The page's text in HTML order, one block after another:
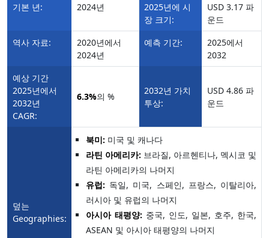
기본 년:
2024년
2025년에 시
장 크기:
USD 3.17 파
운드
역사 자료:
2020년에서
2024년
예측 기간:
2025에서
2032
예상 기간
2025년에서
2032년
CAGR:
6.3%의 %
2032년 가치
투상:
USD 4.86 파
운드
덮는
Geographies:
북미: 미국 및 캐나다
라틴 아메리카: 브라질, 아르헨티나, 멕시코 및
라틴 아메리카의 나머지
유럽: 독일, 미국, 스페인, 프랑스, 이탈리아,
러시아 및 유럽의 나머지
아시아 태평양: 중국, 인도, 일본, 호주, 한국,
ASEAN 및 아시아 태평양의 나머지